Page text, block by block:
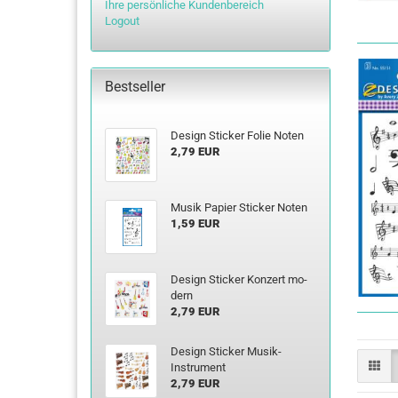
Ihre persönliche Kundenbereich
Logout
Bestseller
De­sign Sti­cker Folie Noten
2,79 EUR
Musik Pa­pier Sti­cker Noten
1,59 EUR
De­sign Sti­cker Kon­zert mo­
dern
2,79 EUR
De­sign Sti­cker Musik-​
Instrument
2,79 EUR